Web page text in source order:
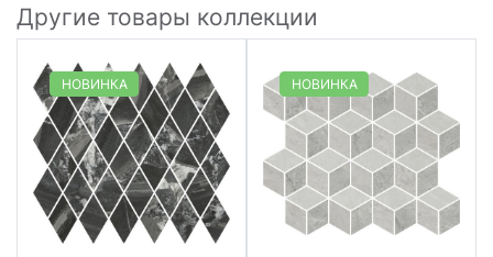
Другие товары коллекции
НОВИНКА НОВИНКА